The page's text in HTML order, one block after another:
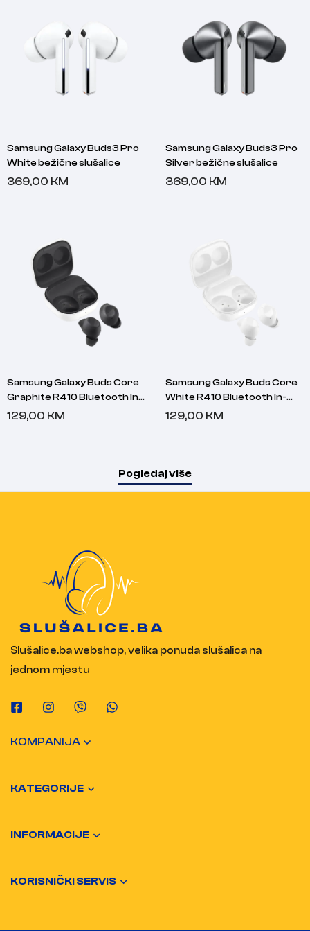
Samsung Galaxy Buds3 Pro
White bežične slušalice
369,00 KM
Samsung Galaxy Buds3 Pro
Silver bežične slušalice
369,00 KM
Samsung Galaxy Buds Core
Graphite R410 Bluetooth In-
ear slušalice
129,00 KM
Samsung Galaxy Buds Core
White R410 Bluetooth In-
ear slušalice
129,00 KM
Pogledaj više
Slušalice.ba webshop, velika ponuda slušalica na
jednom mjestu
KOMPANIJA
KATEGORIJE
INFORMACIJE
KORISNIČKI SERVIS